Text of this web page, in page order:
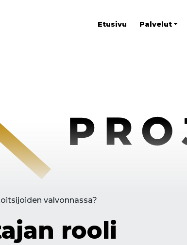
Etusivu Palvelut
valvonnassa?
rooli